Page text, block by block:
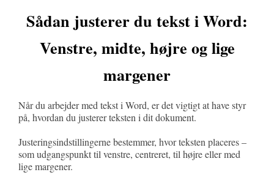
Sådan justerer du tekst i Word:
Venstre, midte, højre og lige
margener
Når du arbejder med tekst i Word, er det vigtigt at have styr
på, hvordan du justerer teksten i dit dokument.
Justeringsindstillingerne bestemmer, hvor teksten placeres –
som udgangspunkt til venstre, centreret, til højre eller med
lige margener.